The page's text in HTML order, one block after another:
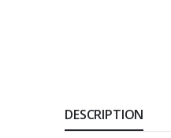
DESCRIPTION